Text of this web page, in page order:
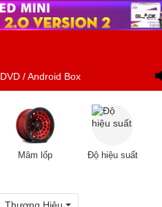
DVD / Android Box
Mâm lốp Độ hiệu suất